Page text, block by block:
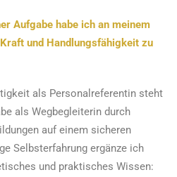
Aufgabe habe ich an meinem
und Handlungsfähigkeit zu
als Personalreferentin steht
als Wegbegleiterin durch
auf einem sicheren
Selbsterfahrung ergänze ich
und praktisches Wissen: